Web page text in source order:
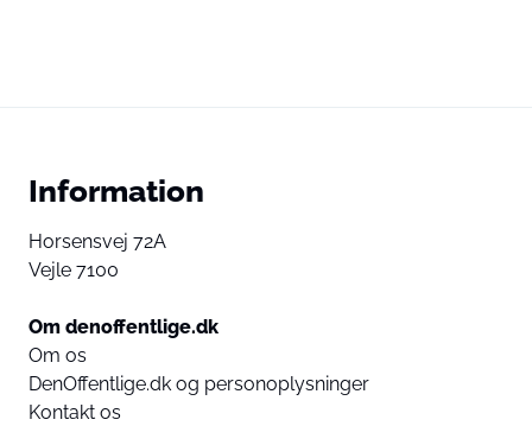
Information
Horsensvej 72A
Vejle 7100
Om denoffentlige.dk
Om os
DenOffentlige.dk og personoplysninger
Kontakt os